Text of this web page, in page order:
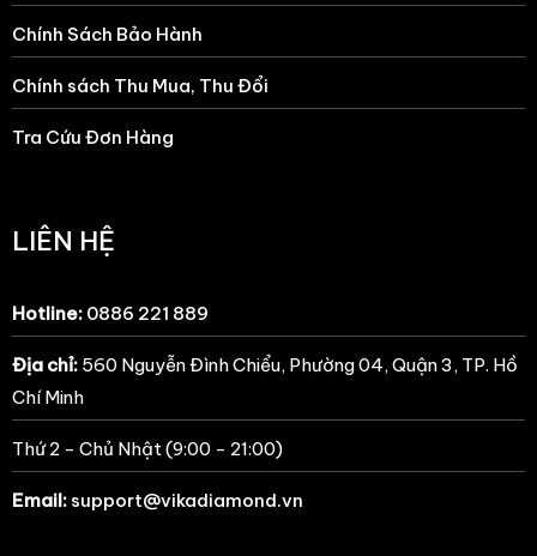
Chính Sách Bảo Hành
Chính sách Thu Mua, Thu Đổi
Tra Cứu Đơn Hàng
LIÊN HỆ
Hotline: 0886 221 889
Địa chỉ: 560 Nguyễn Đình Chiểu, Phường 04, Quận 3, TP. Hồ
Chí Minh
Thứ 2 - Chủ Nhật (9:00 - 21:00)
Email: support@vikadiamond.vn